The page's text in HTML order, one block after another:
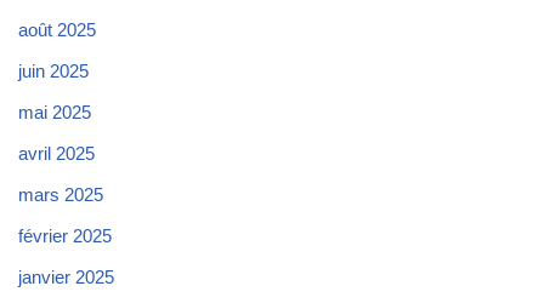
août 2025
juin 2025
mai 2025
avril 2025
mars 2025
février 2025
janvier 2025